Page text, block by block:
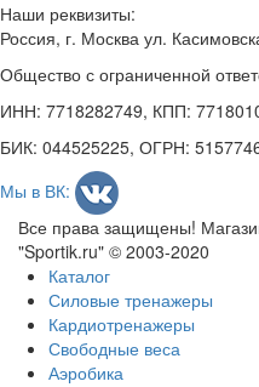
Наши реквизиты:
Россия, г. Москва ул.
Общество с ограниченной
ИНН: 7718282749, КПП:
БИК: 044525225, ОГРН:
Мы в ВК:
Все права защищены!
"Sportik.ru" © 2003-2020
Каталог
Силовые тренажеры
Кардиотренажеры
Свободные веса
Аэробика